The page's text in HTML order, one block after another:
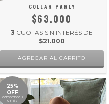
COLLAR PARLY
$63.000
3 CUOTAS SIN INTERÉS DE
$21.000
25%
OFF
comprando 1
o más